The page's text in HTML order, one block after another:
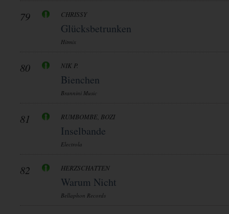
79 CHRISSY
Glücksbetrunken
Hitmix
80 NIK P.
Bienchen
Brannini Music
81 RUMBOMBE, BOZI
Inselbande
Electrola
82 HERZSCHATTEN
Warum Nicht
Bellaphon Records